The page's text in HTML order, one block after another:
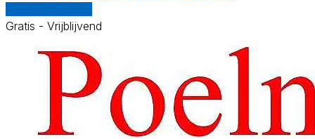
Gratis - Vrijblijvend